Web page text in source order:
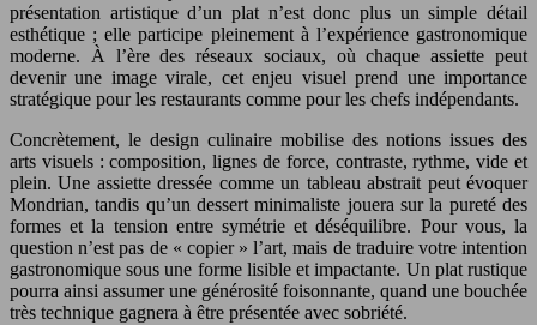
présentation artistique d’un plat n’est donc plus un simple détail
esthétique ; elle participe pleinement à l’expérience gastronomique
moderne. À l’ère des réseaux sociaux, où chaque assiette peut
devenir une image virale, cet enjeu visuel prend une importance
stratégique pour les restaurants comme pour les chefs indépendants.
Concrètement, le design culinaire mobilise des notions issues des
arts visuels : composition, lignes de force, contraste, rythme, vide et
plein. Une assiette dressée comme un tableau abstrait peut évoquer
Mondrian, tandis qu’un dessert minimaliste jouera sur la pureté des
formes et la tension entre symétrie et déséquilibre. Pour vous, la
question n’est pas de « copier » l’art, mais de traduire votre intention
gastronomique sous une forme lisible et impactante. Un plat rustique
pourra ainsi assumer une générosité foisonnante, quand une bouchée
très technique gagnera à être présentée avec sobriété.